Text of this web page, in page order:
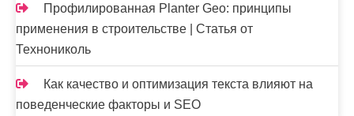
Профилированная Planter Geo: принципы
применения в строительстве | Статья от
Технониколь
Как качество и оптимизация текста влияют на
поведенческие факторы и SEO